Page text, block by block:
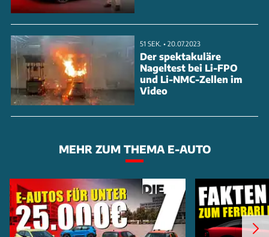
51 SEK. • 20.07.2023
Der spektakuläre
Nageltest bei Li-FPO
und Li-NMC-Zellen im
Video
MEHR ZUM THEMA E-AUTO